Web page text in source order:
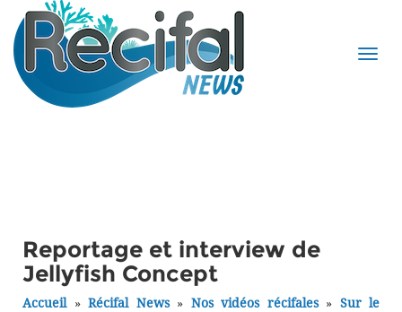
Reportage et interview de
Jellyfish Concept
Accueil» Récifal News» Nos vidéos récifales» Sur le